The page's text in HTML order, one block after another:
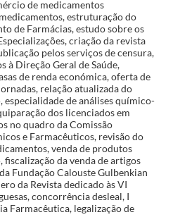
de medicamentos
estruturação do
de Farmácias, estudo sobre os
criação da revista
pelos serviços de censura,
à Direção Geral de Saúde,
de renda económica, oferta de
relação atualizada do
especialidade de análises químico-
dos licenciados em
no quadro da Comissão
e Farmacêuticos, revisão do
venda de produtos
da venda de artigos
Fundação Calouste Gulbenkian
da Revista dedicado às VI
concorrência desleal, I
Farmacêutica, legalização de